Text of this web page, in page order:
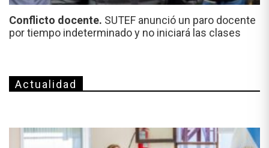
Conflicto docente. SUTEF anunció un paro docente
por tiempo indeterminado y no iniciará las clases
Actualidad